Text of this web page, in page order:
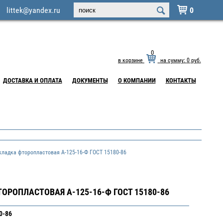
 0
littek@yandex.ru
в корзине
0
на сумму: 0руб.
ДОСТАВКА И ОПЛАТА ДОКУМЕНТЫ О КОМПАНИИ КОНТАКТЫ
фторопластовая А-125-16-Ф ГОСТ 15180-86
А-125-16-Ф ГОСТ 15180-86
86